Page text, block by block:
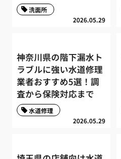
2026.05.29
洗面所
神奈川県の階下漏水ト
ラブルに強い水道修理
業者おすすめ5選！調
査から保険対応まで
2026.05.29
水道修理